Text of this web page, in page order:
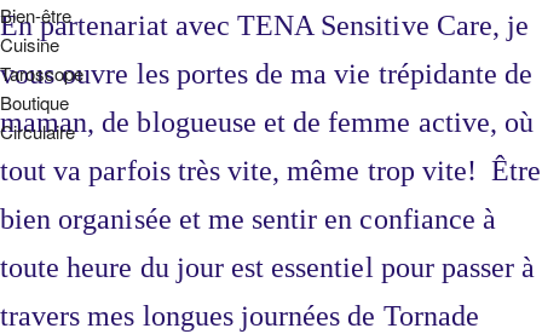
Bien-être
Cuisine
Taroscope
Boutique
Circulaire
En partenariat avec TENA Sensitive Care, je
vous ouvre les portes de ma vie trépidante de
maman, de blogueuse et de femme active, où
tout va parfois très vite, même trop vite! Être
bien organisée et me sentir en confiance à
toute heure du jour est essentiel pour passer à
travers mes longues journées de Tornade